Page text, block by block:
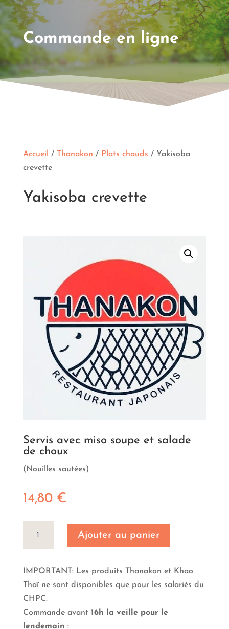
Commande en ligne
Accueil / Thanakon / Plats chauds / Yakisoba
crevette
Yakisoba crevette
Servis avec miso soupe et salade
de choux
(Nouilles sautées)
14,80 €
crevette
Ajouter au panier
IMPORTANT: Les produits Thanakon et Khao
Thaï ne sont disponibles que pour les salariés du
CHPC.
Commande avant 16h la veille pour le
lendemain :